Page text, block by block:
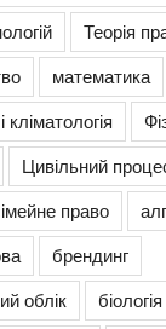
Теорія
математика
кліматологія
Цивільний
право
брендинг
облік
біологія